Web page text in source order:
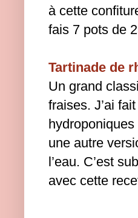
à cette
fais 7 pots de
Tartinade de
Un grand
fraises. J’ai
une autre
l’eau. C’est
avec cette